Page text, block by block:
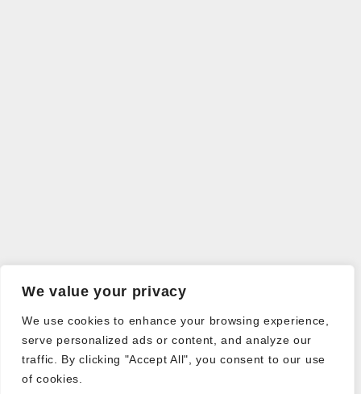
We value your privacy
We use cookies to enhance your browsing experience,
serve personalized ads or content, and analyze our
traffic. By clicking "Accept All", you consent to our use
of cookies.